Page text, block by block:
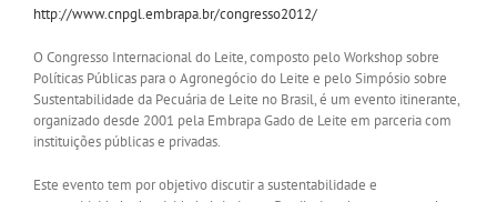
http://www.cnpgl.embrapa.br/congresso2012/
O Congresso Internacional do Leite, composto pelo Workshop sobre
Políticas Públicas para o Agronegócio do Leite e pelo Simpósio sobre
Sustentabilidade da Pecuária de Leite no Brasil, é um evento itinerante,
organizado desde 2001 pela Embrapa Gado de Leite em parceria com
instituições públicas e privadas.
Este evento tem por objetivo discutir a sustentabilidade e